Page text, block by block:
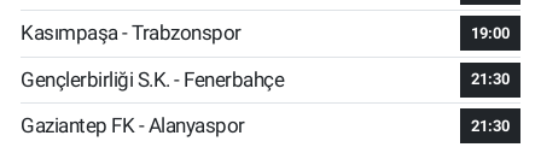
Kasımpaşa - Trabzonspor 19:00
Gençlerbirliği S.K. - Fenerbahçe 21:30
Gaziantep FK - Alanyaspor 21:30